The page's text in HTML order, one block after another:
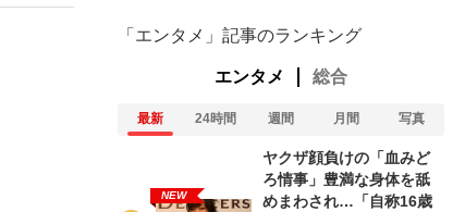
「エンタメ」記事のランキング
エンタメ 総合
最新 24時間 週間 月間 写真
NEW
ヤクザ顔負けの「血みど
ろ情事」豊満な身体を舐
めまわされ…「自称16歳